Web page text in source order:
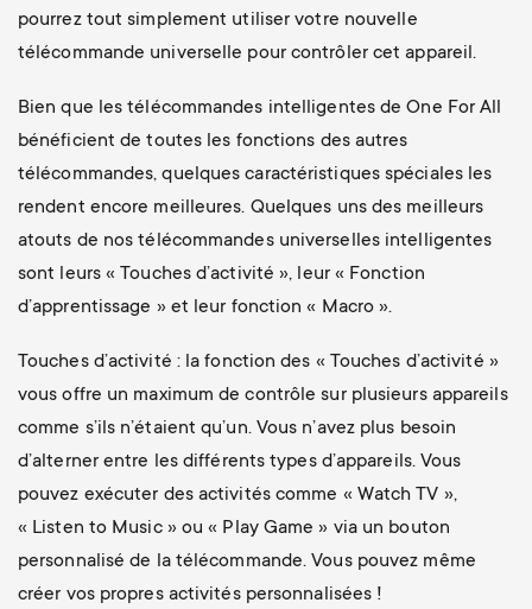
pourrez tout simplement utiliser votre nouvelle
télécommande universelle pour contrôler cet appareil.
Bien que les télécommandes intelligentes de One For All
bénéficient de toutes les fonctions des autres
télécommandes, quelques caractéristiques spéciales les
rendent encore meilleures. Quelques uns des meilleurs
atouts de nos télécommandes universelles intelligentes
sont leurs « Touches d’activité », leur « Fonction
d’apprentissage » et leur fonction « Macro ».
Touches d’activité : la fonction des « Touches d’activité »
vous offre un maximum de contrôle sur plusieurs appareils
comme s’ils n’étaient qu’un. Vous n’avez plus besoin
d’alterner entre les différents types d’appareils. Vous
pouvez exécuter des activités comme « Watch TV »,
« Listen to Music » ou « Play Game » via un bouton
personnalisé de la télécommande. Vous pouvez même
créer vos propres activités personnalisées !